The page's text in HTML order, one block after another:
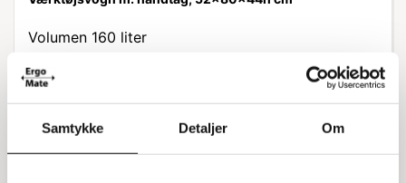
Samtykke Detaljer Om
Volumen 160 liter
Listepris 5.760,00 kr
4.929,00 kr